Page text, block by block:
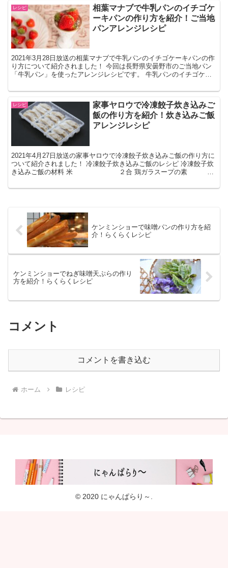
レシピ
相葉マナブで牛乳パンのイチゴケ
ーキパンの作り方を紹介！ご当地
パンアレンジレシピ
2021年3月28日放送の相葉マナブで牛乳パンのイチゴケーキパンの作
り方について紹介されました！ 今回は長野県安曇野市のご当地パン
「牛乳パン」を使ったアレンジレシピです。 牛乳パンのイチゴケー
レシピ
家事ヤロウで冷凍餃子炊き込みご
飯の作り方を紹介！炊き込みご飯
アレンジレシピ
2021年4月27日放送の家事ヤロウで冷凍餃子炊き込みご飯の作り方に
ついて紹介されました！ 冷凍餃子炊き込みご飯のレシピ 冷凍餃子炊
き込みご飯の材料 米 ２合 鶏ガラスープの素 大
ケンミンショーで味噌パンの作り方を紹
介！らくらくレシピ
ケンミンショーでねぎ味噌天ぷらの作り
方を紹介！らくらくレシピ
コメント
コメントを書き込む
ホーム レシピ
© 2020 にゃんぱらり～.